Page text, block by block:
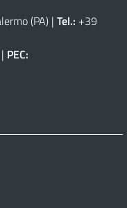
(PA) | Tel.: +39
| PEC: